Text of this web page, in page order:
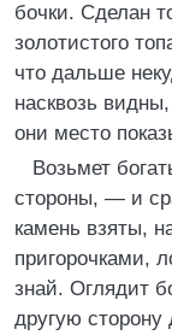
бочки. Сделан
золотистого
что дальше
насквозь
они место
Возьмет
стороны, — и
камень взяты,
пригорочками,
знай. Оглядит
другую